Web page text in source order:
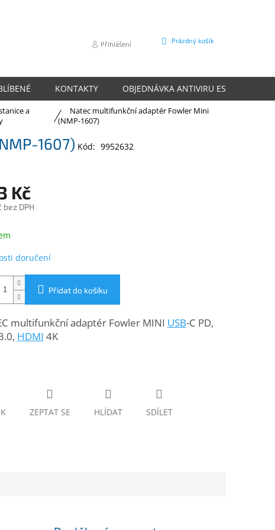
Přihlášení
NÁKUPNÍ
Prázdný košík
KONTAKTY OBJEDNÁVKA ANTIVIRU ESET
a
Natec multifunkční adaptér Fowler Mini
(NMP-1607)
1607) Kód: 9952632
Kč
bez DPH
doručení
Přidat do košíku
multifunkční adaptér Fowler MINI USB-C PD,
HDMI 4K
ZEPTAT SE HLÍDAT SDÍLET